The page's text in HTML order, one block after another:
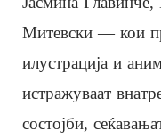
Митевски — кои
илустрација и
истражуваат
состојби,